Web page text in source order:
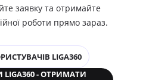
заявку та отримайте
роботи прямо зараз.
LIGA360
- ОТРИМАТИ